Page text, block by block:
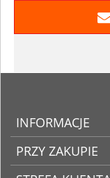
INFORMACJE
PRZY ZAKUPIE